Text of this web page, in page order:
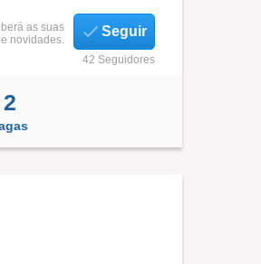
as suas
novidades.
Seguir
42 Seguidores
2